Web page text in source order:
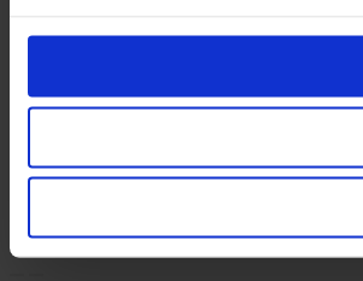
Copyright © 2022.Design & hosting by